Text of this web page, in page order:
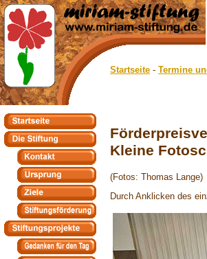
Startseite - Termine
Kleine
(Fotos: Thomas Lange)
Durch Anklicken des